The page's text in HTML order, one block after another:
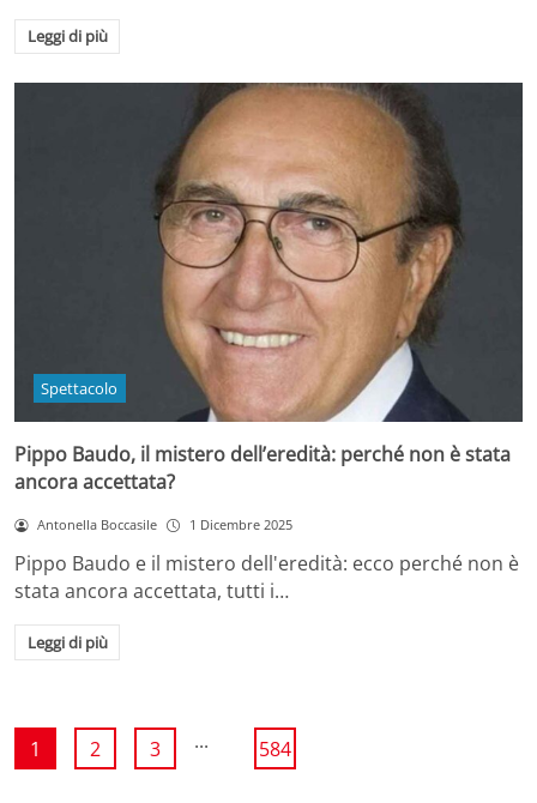
Leggi di più
Spettacolo
Pippo Baudo, il mistero dell’eredità: perché non è stata
ancora accettata?
Antonella Boccasile 1 Dicembre 2025
Pippo Baudo e il mistero dell'eredità: ecco perché non è
stata ancora accettata, tutti i…
Leggi di più
1 2 3 ... 584